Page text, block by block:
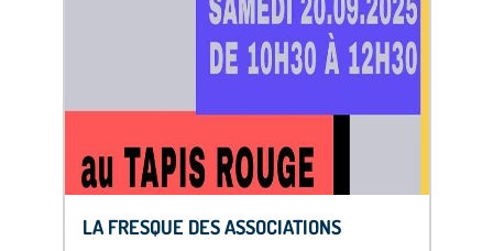
LA FRESQUE DES ASSOCIATIONS